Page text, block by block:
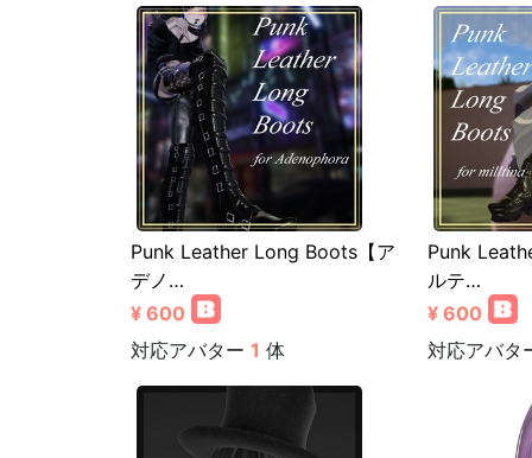
Punk Leather Long Boots【ア
デノ…
¥ 600
対応アバター 1 体
Punk
ルテ…
¥ 600
対応アバタ